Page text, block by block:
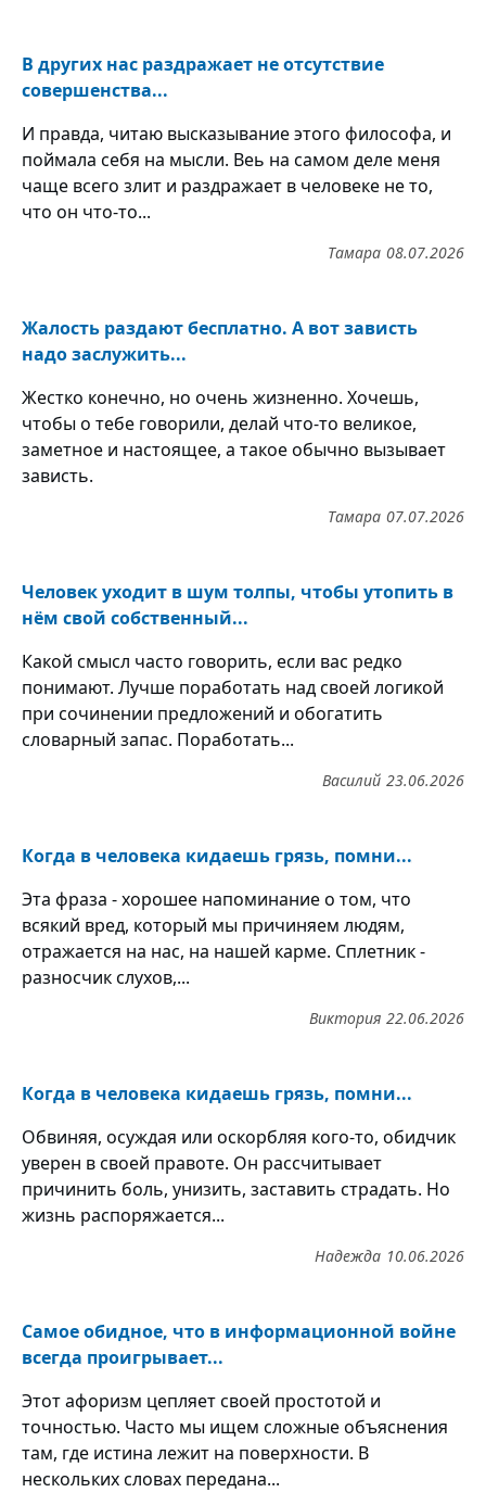
В других нас раздражает не отсутствие
совершенства...
И правда, читаю высказывание этого философа, и
поймала себя на мысли. Веь на самом деле меня
чаще всего злит и раздражает в человеке не то,
что он что-то...
08.07.2026
Тамара
Жалость раздают бесплатно. А вот зависть
надо заслужить...
Жестко конечно, но очень жизненно. Хочешь,
чтобы о тебе говорили, делай что-то великое,
заметное и настоящее, а такое обычно вызывает
зависть.
07.07.2026
Тамара
Человек уходит в шум толпы, чтобы утопить в
нём свой собственный...
Какой смысл часто говорить, если вас редко
понимают. Лучше поработать над своей логикой
при сочинении предложений и обогатить
словарный запас. Поработать...
23.06.2026
Василий
Когда в человека кидаешь грязь, помни...
Эта фраза - хорошее напоминание о том, что
всякий вред, который мы причиняем людям,
отражается на нас, на нашей карме. Сплетник -
разносчик слухов,...
22.06.2026
Виктория
Когда в человека кидаешь грязь, помни...
Обвиняя, осуждая или оскорбляя кого-то, обидчик
уверен в своей правоте. Он рассчитывает
причинить боль, унизить, заставить страдать. Но
жизнь распоряжается...
10.06.2026
Надежда
Самое обидное, что в информационной войне
всегда проигрывает...
Этот афоризм цепляет своей простотой и
точностью. Часто мы ищем сложные объяснения
там, где истина лежит на поверхности. В
нескольких словах передана...